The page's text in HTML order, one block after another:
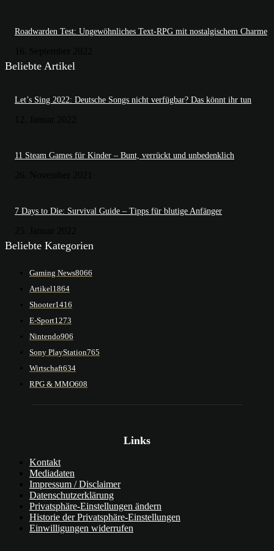
Roadwarden Test: Ungewöhnliches Text-RPG mit nostalgischem Charme
Beliebte Artikel
Let’s Sing 2022: Deutsche Songs nicht verfügbar? Das könnt ihr tun
11 Steam Games für Kinder – Bunt, verrückt und unbedenklich
7 Days to Die: Survival Guide – Tipps für blutige Anfänger
Beliebte Kategorien
Gaming News8066
Artikel1864
Shooter1416
E-Sport1273
Nintendo906
Sony PlayStation765
Wirtschaft634
RPG & MMO608
Links
Kontakt
Mediadaten
Impressum / Disclaimer
Datenschutzerklärung
Privatsphäre-Einstellungen ändern
Historie der Privatsphäre-Einstellungen
Einwilligungen widerrufen